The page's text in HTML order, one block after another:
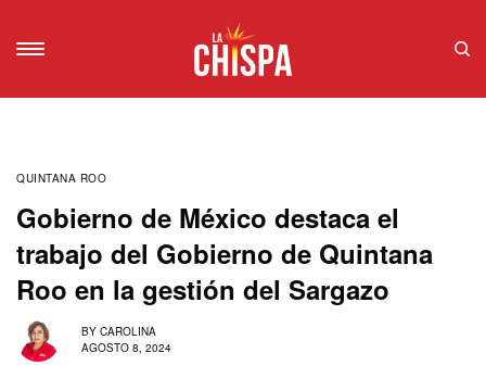
QUINTANA ROO
Gobierno de México destaca el
trabajo del Gobierno de Quintana
Roo en la gestión del Sargazo
BY CAROLINA
AGOSTO 8, 2024